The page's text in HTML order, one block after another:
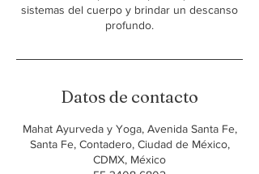
sistemas del cuerpo y brindar un descanso
profundo.
Datos de contacto
Mahat Ayurveda y Yoga, Avenida Santa Fe,
Santa Fe, Contadero, Ciudad de México,
CDMX, México